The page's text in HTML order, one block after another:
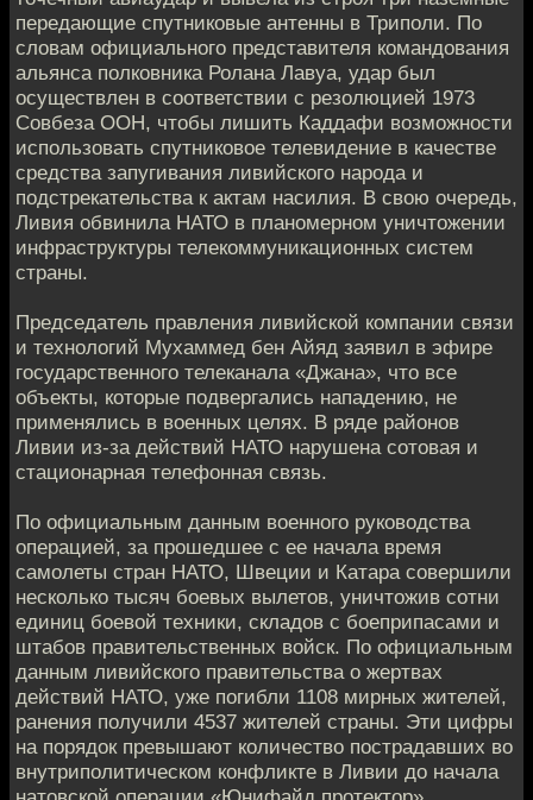
передающие спутниковые антенны в Триполи. По
словам официального представителя командования
альянса полковника Ролана Лавуа, удар был
осуществлен в соответствии с резолюцией 1973
Совбеза ООН, чтобы лишить Каддафи возможности
использовать спутниковое телевидение в качестве
средства запугивания ливийского народа и
подстрекательства к актам насилия. В свою очередь,
Ливия обвинила НАТО в планомерном уничтожении
инфраструктуры телекоммуникационных систем
страны.
Председатель правления ливийской компании связи
и технологий Мухаммед бен Айяд заявил в эфире
государственного телеканала «Джана», что все
объекты, которые подвергались нападению, не
применялись в военных целях. В ряде районов
Ливии из-за действий НАТО нарушена сотовая и
стационарная телефонная связь.
По официальным данным военного руководства
операцией, за прошедшее с ее начала время
самолеты стран НАТО, Швеции и Катара совершили
несколько тысяч боевых вылетов, уничтожив сотни
единиц боевой техники, складов с боеприпасами и
штабов правительственных войск. По официальным
данным ливийского правительства о жертвах
действий НАТО, уже погибли 1108 мирных жителей,
ранения получили 4537 жителей страны. Эти цифры
на порядок превышают количество пострадавших во
внутриполитическом конфликте в Ливии до начала